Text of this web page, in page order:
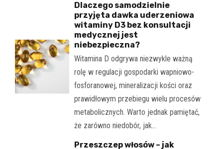
Dlaczego samodzielnie
przyjęta dawka uderzeniowa
witaminy D3 bez konsultacji
medycznej jest
niebezpieczna?
Witamina D odgrywa niezwykle ważną
rolę w regulacji gospodarki wapniowo-
fosforanowej, mineralizacji kości oraz
prawidłowym przebiegu wielu procesów
metabolicznych. Warto jednak pamiętać,
że zarówno niedobór, jak…
Przeszczep włosów – jak